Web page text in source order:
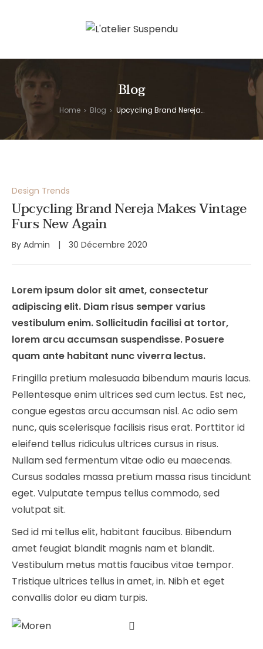
Blog
Home > Blog > Upcycling Brand Nereja Makes Vintage Furs New Again
Design Trends
Upcycling Brand Nereja Makes Vintage
Furs New Again
By Admin 30 Décembre 2020
Lorem ipsum dolor sit amet, consectetur
adipiscing elit. Diam risus semper varius
vestibulum enim. Sollicitudin facilisi at tortor,
lorem arcu accumsan suspendisse. Posuere
quam ante habitant nunc viverra lectus.
Fringilla pretium malesuada bibendum mauris lacus.
Pellentesque enim ultrices sed cum lectus. Est nec,
congue egestas arcu accumsan nisl. Ac odio sem
nunc, quis scelerisque facilisis risus erat. Porttitor id
eleifend tellus ridiculus ultrices cursus in risus.
Nullam sed fermentum vitae odio eu maecenas.
Cursus sodales massa pretium massa risus tincidunt
eget. Vulputate tempus tellus commodo, sed
volutpat sit.
Sed id mi tellus elit, habitant faucibus. Bibendum
amet feugiat blandit magnis nam et blandit.
Vestibulum metus mattis faucibus vitae tempor.
Tristique ultrices tellus in amet, in. Nibh et eget
convallis dolor eu diam turpis.